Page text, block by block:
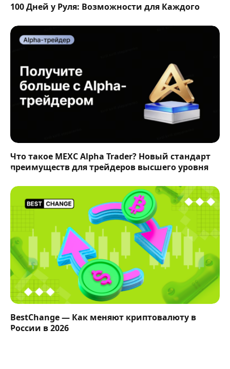
100 Дней у Руля: Возможности для Каждого
Что такое MEXC Alpha Trader? Новый стандарт
преимуществ для трейдеров высшего уровня
BestChange — Как меняют криптовалюту в
России в 2026